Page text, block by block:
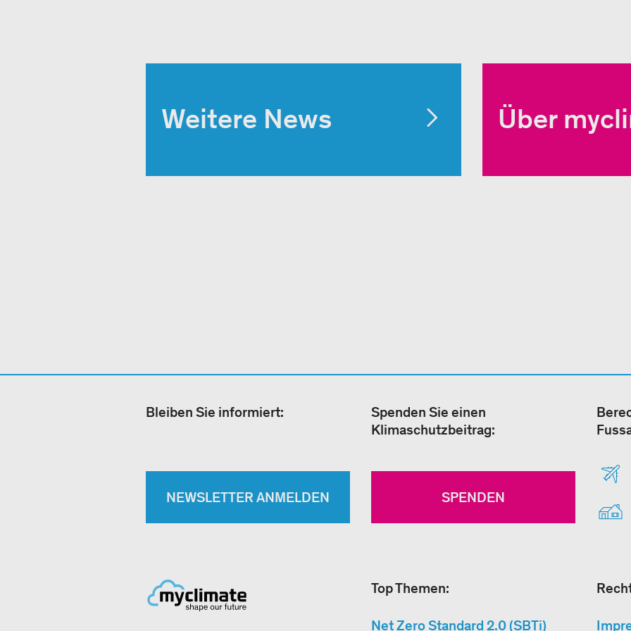
Weitere News Über
Bleiben Sie informiert:
NEWSLETTER ANMELDEN
Spenden Sie einen
Klimaschutzbeitrag:
SPENDEN
Top Themen:
Net Zero Standard 2.0 (SBTi)